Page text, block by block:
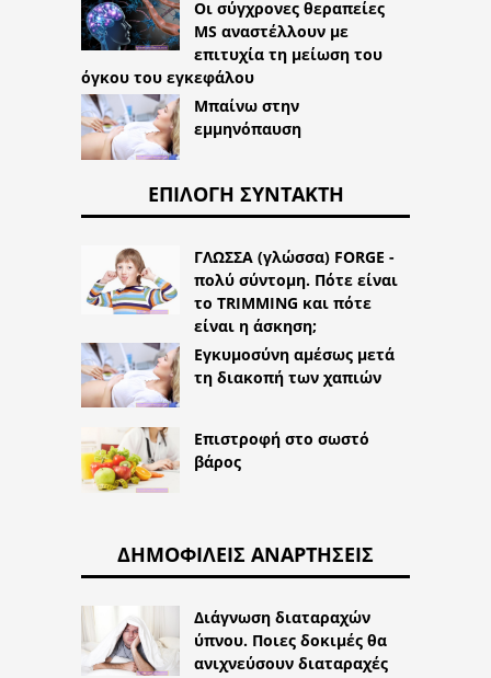
Οι σύγχρονες θεραπείες
MS αναστέλλουν με
επιτυχία τη μείωση του
όγκου του εγκεφάλου
Μπαίνω στην
εμμηνόπαυση
ΕΠΙΛΟΓΉ ΣΥΝΤΆΚΤΗ
ΓΛΩΣΣΑ (γλώσσα) FORGE -
πολύ σύντομη. Πότε είναι
το TRIMMING και πότε
είναι η άσκηση;
Εγκυμοσύνη αμέσως μετά
τη διακοπή των χαπιών
Επιστροφή στο σωστό
βάρος
ΔΗΜΟΦΙΛΕΊΣ ΑΝΑΡΤΉΣΕΙΣ
Διάγνωση διαταραχών
ύπνου. Ποιες δοκιμές θα
ανιχνεύσουν διαταραχές